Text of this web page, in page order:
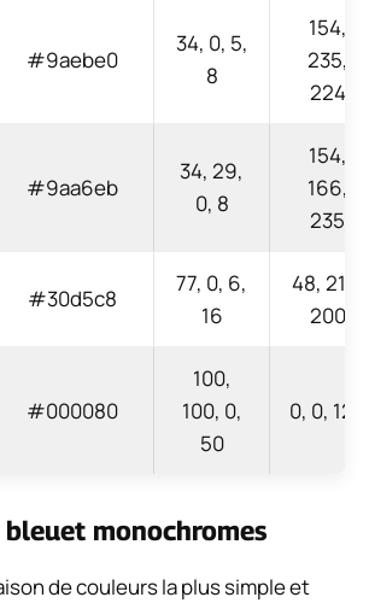
#9aebe0
34, 0, 5,
8
154,
235,
224
#9aa6eb
34, 29,
0, 8
154,
166,
235
#30d5c8
77, 0, 6,
16
48, 213,
200
#000080
100,
100, 0,
50
0, 0, 128
bleuet monochromes
de couleurs la plus simple et